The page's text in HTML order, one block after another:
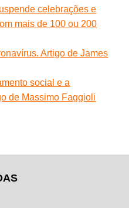
celebrações e
mais de 100 ou 200
Artigo de James
social e a
de Massimo Faggioli